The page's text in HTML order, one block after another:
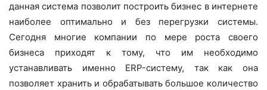
данная система позволит построить бизнес в интернете
наиболее оптимально и без перегрузки системы.
Сегодня многие компании по мере роста своего
бизнеса приходят к тому, что им необходимо
устанавливать именно ERP-систему, так как она
позволяет хранить и обрабатывать большое количество